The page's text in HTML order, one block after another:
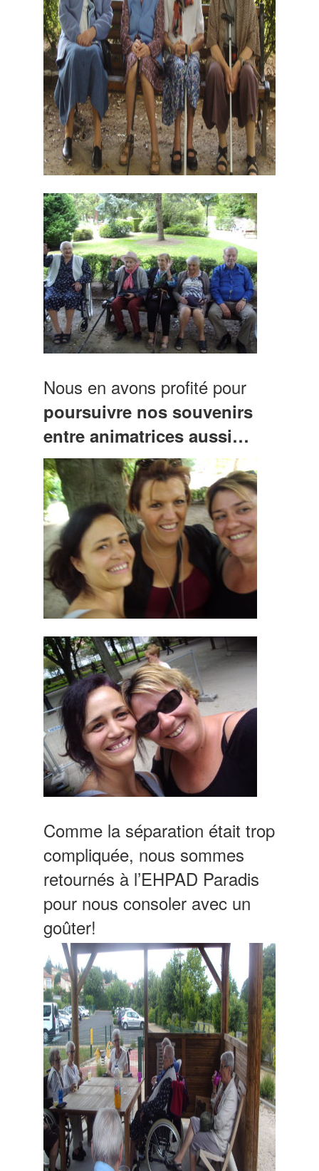
Nous en avons profité pour
poursuivre nos souvenirs
entre animatrices aussi…
Comme la séparation était trop
compliquée, nous sommes
retournés à l’EHPAD Paradis
pour nous consoler avec un
goûter!